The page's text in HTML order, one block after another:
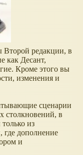
редакции, в
как Десант,
Кроме этого вы
изменения и
сценарии
столкновений, в
из
где дополнение
и